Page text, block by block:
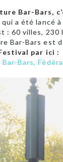
Bar-Bars,
qui a été lancé
: 60 villes,
Bar-Bars est
par ici :
Bars,